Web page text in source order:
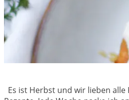
Es ist Herbst und wir lieben alle